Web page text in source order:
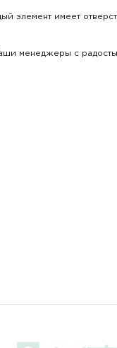
элемент имеет
менеджеры с